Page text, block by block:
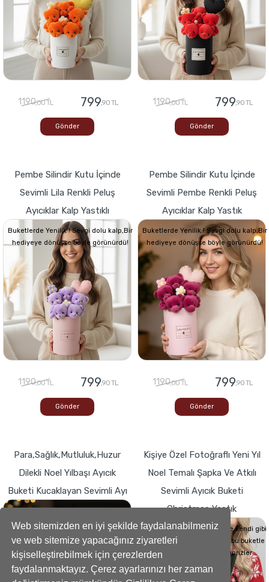
Web sitemizden en iyi şekilde faydalanabilmeniz
ve web sitemize yapacağınız ziyaretleri
kişiselleştirebilmek için çerezlerden
faydalanmaktayız. Çerez ayarlarınızı her zaman
1190,00 TL 799,90 TL
Gönder
1190,00 TL 799,90 TL
Gönder
Pembe Silindir Kutu İçinde
Sevimli Lila Renkli Peluş
Ayıcıklar Kalp Yastıklı
Buketlerde Yenilik ! Sevgi dolu kalp,Bir
hediyeye dönüşse böyle görünürdü!
1190,00 TL 799,90 TL
Gönder
Pembe Silindir Kutu İçinde
Sevimli Pembe Renkli Peluş
Ayıcıklar Kalp Yastık
Buketlerde Yenilik ! Sevgi dolu kalp,Bir
hediyeye dönüşse böyle görünürdü!
1190,00 TL 799,90 TL
Gönder
Para,Sağlık,Mutluluk,Huzur
Dilekli Noel Yılbaşı Ayıcık
Buketi Kucaklayan Sevimli Ayı
hediyeye dönüşse böyle görünürdü!
Kişiye Özel Fotoğraflı Yeni Yıl
Noel Temalı Şapka Ve Atkılı
Sevimli Ayıcık Buketi
Christmas Yastık
Sevdiklerinizin Kalplerini de kendi gibi
yumuşacık hale getirecek bu buketle
sevdiklerinize küçük süprizler